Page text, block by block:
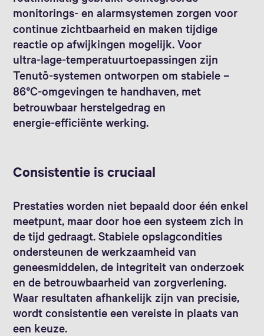
monitorings‑ en alarmsystemen zorgen voor
continue zichtbaarheid en maken tijdige
reactie op afwijkingen mogelijk. Voor
ultra‑lage‑temperatuurtoepassingen zijn
Tenutō‑systemen ontworpen om stabiele –
86°C‑omgevingen te handhaven, met
betrouwbaar herstelgedrag en
energie‑efficiënte werking.
Consistentie is cruciaal
Prestaties worden niet bepaald door één enkel
meetpunt, maar door hoe een systeem zich in
de tijd gedraagt. Stabiele opslagcondities
ondersteunen de werkzaamheid van
geneesmiddelen, de integriteit van onderzoek
en de betrouwbaarheid van zorgverlening.
Waar resultaten afhankelijk zijn van precisie,
wordt consistentie een vereiste in plaats van
een keuze.